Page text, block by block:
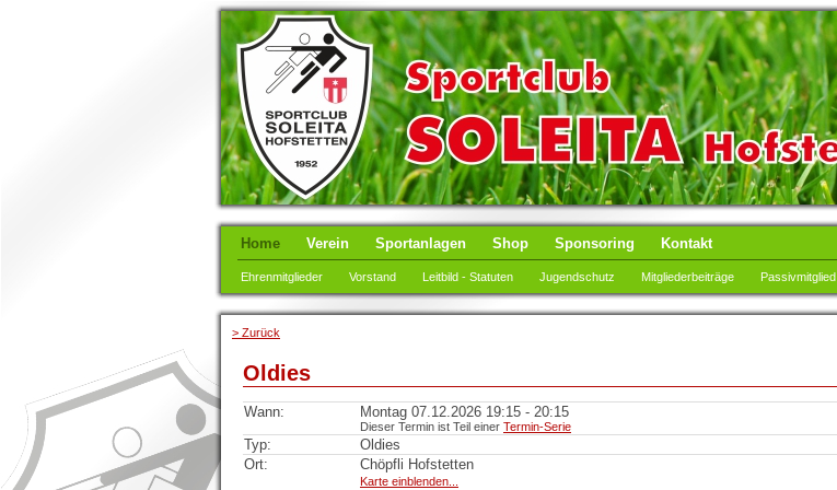
Home Verein Sportanlagen Shop Sponsoring Kontakt
Ehrenmitglieder Vorstand Leitbild - Statuten Jugendschutz Mitgliederbeiträge Passivmitglied
> Zurück
Oldies
Wann: Montag 07.12.2026 19:15 - 20:15
Dieser Termin ist Teil einer Termin-Serie
Typ:
Oldies
Ort:
Chöpfli Hofstetten
Karte einblenden...